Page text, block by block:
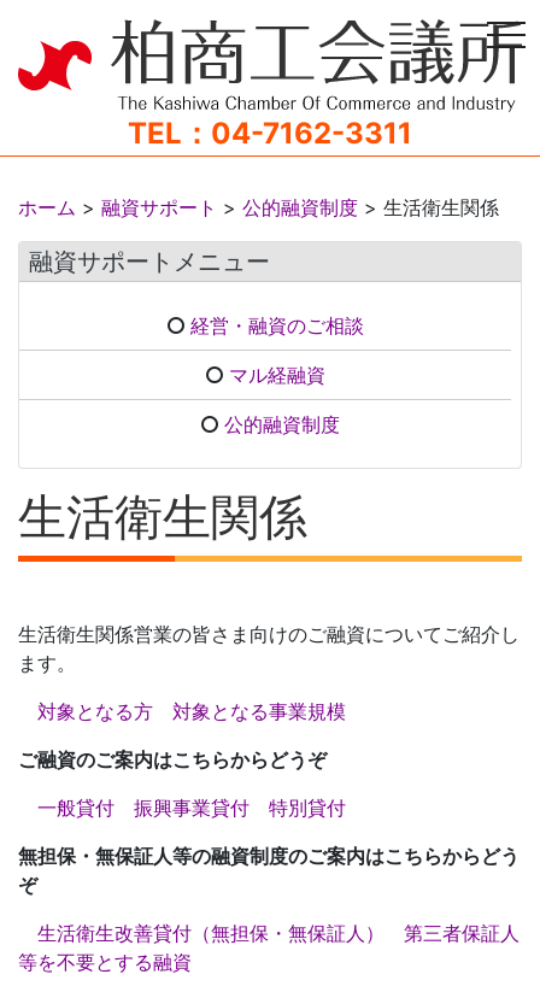
TEL：04-7162-3311
ホーム > 融資サポート > 公的融資制度 > 生活衛生関係
融資サポートメニュー
経営・融資のご相談
マル経融資
公的融資制度
生活衛生関係
生活衛生関係営業の皆さま向けのご融資についてご紹介し
ます。
対象となる方
対象となる事業規模
ご融資のご案内はこちらからどうぞ
一般貸付
振興事業貸付
特別貸付
無担保・無保証人等の融資制度のご案内はこちらからどう
ぞ
生活衛生改善貸付（無担保・無保証人）
第三者保証人
等を不要とする融資